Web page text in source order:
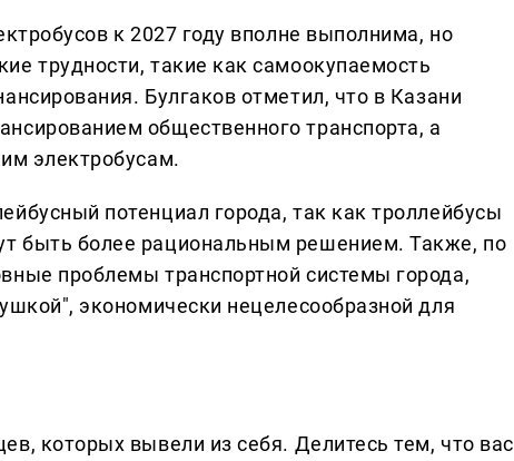
к 2027 году вполне выполнима, но
трудности, такие как самоокупаемость
Булгаков отметил, что в Казани
общественного транспорта, а
электробусам.
потенциал города, так как троллейбусы
быть более рациональным решением. Также, по
проблемы транспортной системы города,
экономически нецелесообразной для
которых вывели из себя. Делитеcь тем, что вас